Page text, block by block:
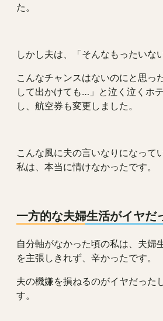
た。
しかし夫は、「そんなもったいな
こんなチャンスはないのにと思っ
して出かけても…」と泣く泣くホ
し、航空券も変更しました。
こんな風に夫の言いなりになって
私は、本当に情けなかったです。
一方的な夫婦生活がイヤだ
自分軸がなかった頃の私は、夫婦
を主張しきれず、辛かったです。
夫の機嫌を損ねるのがイヤだった
す。